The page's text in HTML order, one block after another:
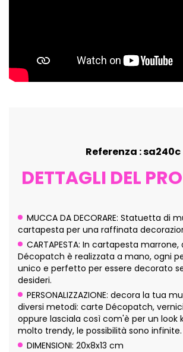
Referenza : sa240c
DETTAGLI DEL
MUCCA DA DECORARE: Statuetta di
cartapesta per una raffinata
CARTAPESTA: In cartapesta
Décopatch è realizzata a mano, ogni
unico e perfetto per essere decorato
desideri.
PERSONALIZZAZIONE: decora la tua
diversi metodi: carte Décopatch,
oppure lasciala così com'è per un look
molto trendy, le possibilità sono infinite.
DIMENSIONI: 20x8x13 cm